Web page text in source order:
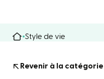
Style de vie
Revenir à la catégorie